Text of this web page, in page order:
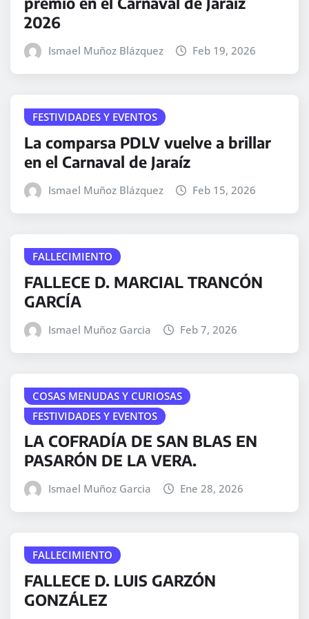
2026
Ismael Muñoz Blázquez Feb 19, 2026
FESTIVIDADES Y EVENTOS
La comparsa PDLV vuelve a brillar
en el Carnaval de Jaraíz
Ismael Muñoz Blázquez Feb 15, 2026
FALLECIMIENTO
FALLECE D. MARCIAL TRANCÓN
GARCÍA
Ismael Muñoz Garcia Feb 7, 2026
COSAS MENUDAS Y CURIOSAS
FESTIVIDADES Y EVENTOS
LA COFRADÍA DE SAN BLAS EN
PASARÓN DE LA VERA.
Ismael Muñoz Garcia Ene 28, 2026
FALLECIMIENTO
FALLECE D. LUIS GARZÓN
GONZÁLEZ